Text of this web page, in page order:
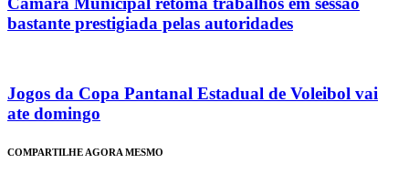
bastante prestigiada pelas autoridades
Jogos da Copa Pantanal Estadual de Voleibol vai
ate domingo
COMPARTILHE AGORA MESMO